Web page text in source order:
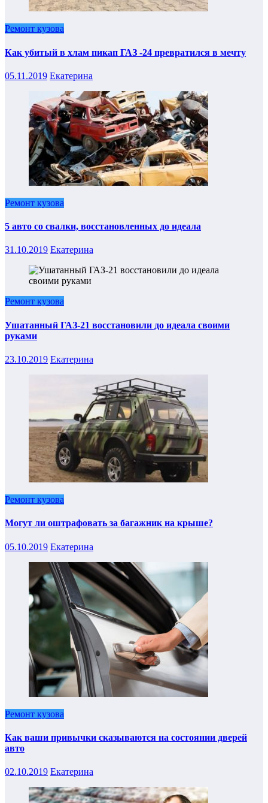
Ремонт кузова
Как убитый в хлам пикап ГАЗ -24 превратился в мечту
05.11.2019 Екатерина
Ремонт кузова
5 авто со свалки, восстановленных до идеала
31.10.2019 Екатерина
Ремонт кузова
Ушатанный ГАЗ-21 восстановили до идеала своими
руками
23.10.2019 Екатерина
Ремонт кузова
Могут ли оштрафовать за багажник на крыше?
05.10.2019 Екатерина
Ремонт кузова
Как ваши привычки сказываются на состоянии дверей
авто
02.10.2019 Екатерина